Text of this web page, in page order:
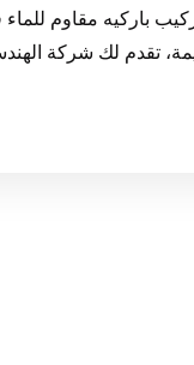
تقدم لك شركة